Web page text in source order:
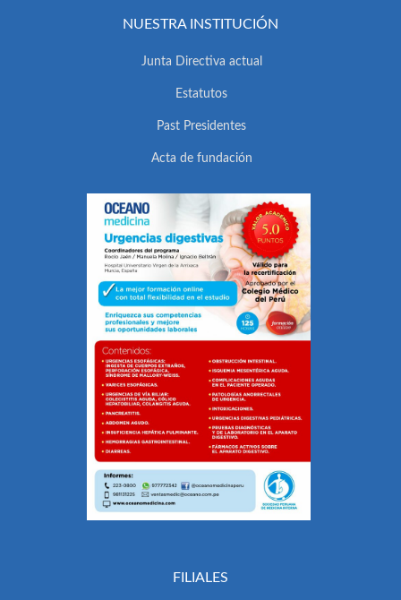
NUESTRA INSTITUCIÓN
Junta Directiva actual
Estatutos
Past Presidentes
Acta de fundación
FILIALES